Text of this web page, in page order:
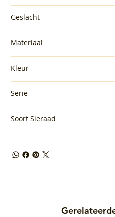
Geslacht
Materiaal
Kleur
Serie
Soort Sieraad